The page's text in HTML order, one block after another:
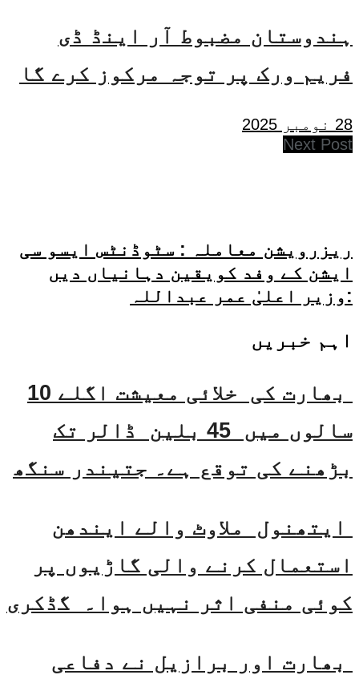
ہندوستان مضبوط آر اینڈ ڈی
فریم ورک پر توجہ مرکوز کرے گا
28 نومبر 2025
Next Post
ریزرویشن معاملہ : سٹوڈنٹس ایسو سی
ایشن کے وفد کویقین دہانیاں دیں
:وزیر اعلیٰ عمر عبداللہ
اہم خبریں
بھارت کی خلائی معیشت اگلے 10
سالوں میں 45 بلین ڈالر تک
بڑھنے کی توقع ہے۔ جتیندر سنگھ
ایتھنول ملاوٹ والے ایندھن
استعمال کرنے والی گاڑیوں پر
کوئی منفی اثر نہیں ہوا۔ گڈکری
بھارت اور برازیل نے دفاعی